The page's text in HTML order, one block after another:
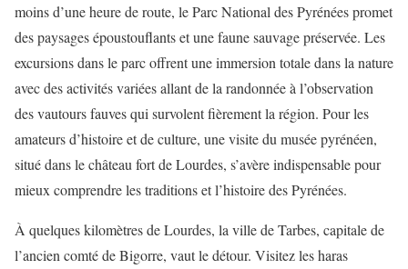
moins d’une heure de route, le Parc National des Pyrénées promet
des paysages époustouflants et une faune sauvage préservée. Les
excursions dans le parc offrent une immersion totale dans la nature
avec des activités variées allant de la randonnée à l’observation
des vautours fauves qui survolent fièrement la région. Pour les
amateurs d’histoire et de culture, une visite du musée pyrénéen,
situé dans le château fort de Lourdes, s’avère indispensable pour
mieux comprendre les traditions et l’histoire des Pyrénées.
À quelques kilomètres de Lourdes, la ville de Tarbes, capitale de
l’ancien comté de Bigorre, vaut le détour. Visitez les haras